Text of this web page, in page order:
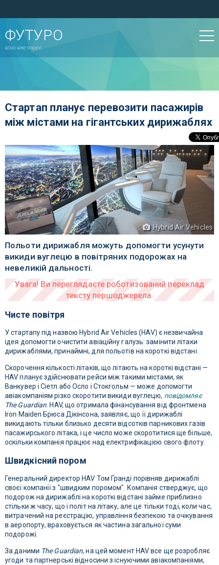
ФУТУРО
воно вже поруч!
Стартап планує перевозити пасажирів
між містами на гігантських дирижаблях
Hybrid Air Vehicles
Польоти дирижабля можуть допомогти усунути
викиди вуглецю в повітряних подорожах на
невеликій дальності.
Чисте повітря
У стартапу під назвою Hybrid Air Vehicles (HAV) є незвичайна
ідея допомогти очистити авіаційну галузь: замінити літаки
дирижаблями, принаймні, для польотів на короткі відстані.
Скорочення кількості літаків, що літають на короткі відстані —
HAV планує здійснювати рейси між такими містами, як
Ванкувер і Сіетл або Осло і Стокгольм — може допомогти
авіакомпаніям різко скоротити викиди вуглецю, повідомляє
The Guardian. HAV, що отримала фінансування від фронтмена
Iron Maiden Брюса Дікінсона, заявляє, що її дирижаблі
викидають тільки близько десяти відсотків парникових газів
пасажирського літака, і це число може скоротитися ще більше,
оскільки компанія працює над електрифікацією свого флоту.
Швидкісний пором
Генеральний директор HAV Том Гранді порівняв дирижаблі
своєї компанії з "швидким поромом". Компанія стверджує, що
подорож на дирижаблі на короткі відстані займе приблизно
стільки ж часу, що і політ на літаку, але це тільки тоді, коли час,
витрачений на реєстрацію, управління безпекою та очікування
в аеропорту, враховується як частина загальної суми
подорожі.
За даними The Guardian, на цей момент HAV все ще розробляє
угоди та партнерські відносини з існуючими авіакомпаніями,